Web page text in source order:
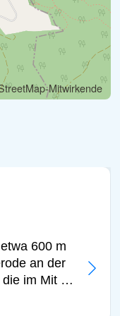
ist es in
an
mit
und
Mitwirkende
600 m
an der
die im Mit …